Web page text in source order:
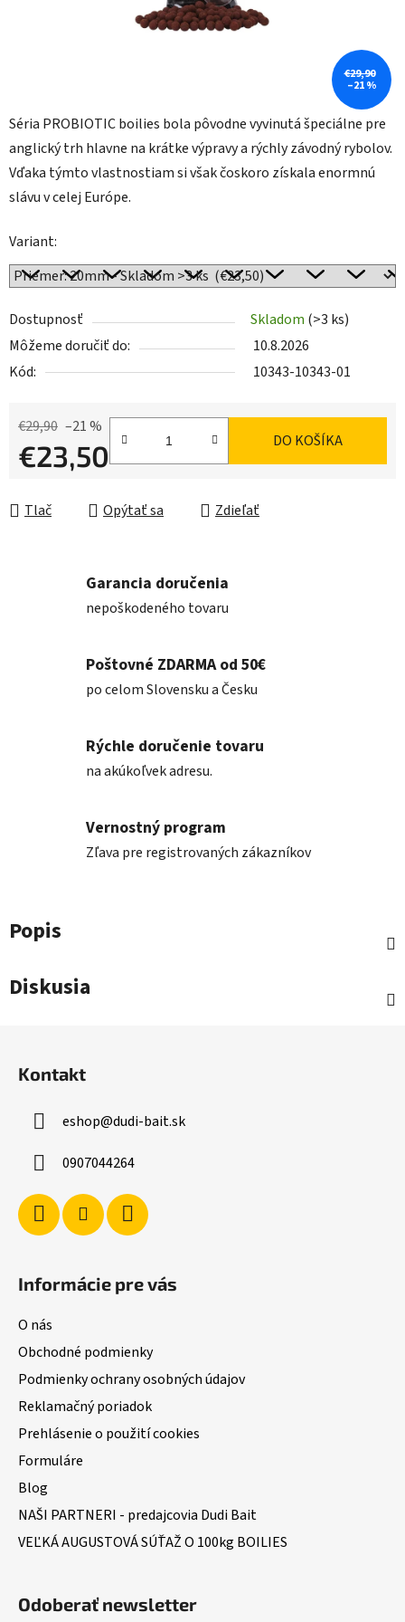
Séria PROBIOTIC boilies bola pôvodne vyvinutá špeciálne pre
anglický trh hlavne na krátke výpravy a rýchly závodný rybolov.
Vďaka týmto vlastnostiam si však čoskoro získala enormnú
slávu v celej Európe.
Variant:
Dostupnosť Skladom (>3 ks)
Môžeme doručiť do:
10.8.2026
Kód:
10343-10343-01
€29,90 –21 %
€23,50 DO KOŠÍKA
Tlač Opýtať sa Zdieľať
€29,90
–21 %
Garancia doručenia
nepoškodeného tovaru
Poštovné ZDARMA od 50€
po celom Slovensku a Česku
Rýchle doručenie tovaru
na akúkoľvek adresu.
Vernostný program
Zľava pre registrovaných zákazníkov
Popis
Diskusia
Kontakt
eshop@dudi-bait.sk
0907044264
Informácie pre vás
O nás
Obchodné podmienky
Podmienky ochrany osobných údajov
Reklamačný poriadok
Prehlásenie o použití cookies
Formuláre
Blog
NAŠI PARTNERI - predajcovia Dudi Bait
VEĽKÁ AUGUSTOVÁ SÚŤAŽ O 100kg BOILIES
Odoberať newsletter